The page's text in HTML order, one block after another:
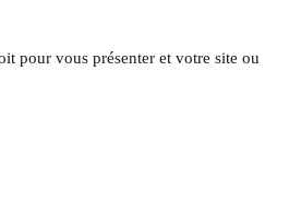
pour vous présenter et votre site ou